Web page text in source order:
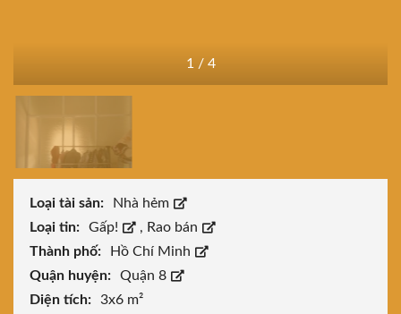
1 / 4
Loại tài sản:
Nhà hẻm
Loại tin:
Gấp! , Rao bán
Thành phố:
Hồ Chí Minh
Quận huyện:
Quận 8
Diện tích:
3x6 m²